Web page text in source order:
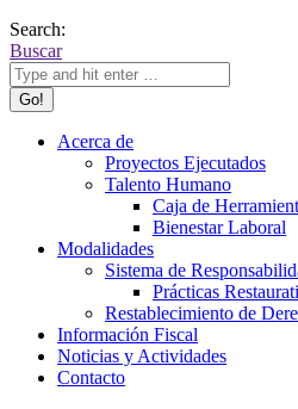
Search:
Buscar
Acerca de
Proyectos Ejecutados
Talento Humano
Caja de
Bienestar Laboral
Modalidades
Sistema de
Prácticas
Restablecimiento de
Información Fiscal
Noticias y Actividades
Contacto